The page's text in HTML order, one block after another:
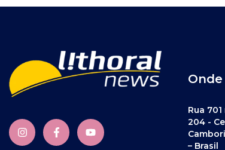
Rua
204 -
– Brasil